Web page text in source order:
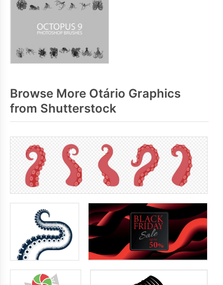
Browse More Otário Graphics
from Shutterstock